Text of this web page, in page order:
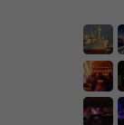
Marketing (1)
Marketing-Cookies
um personalisierte
Besucher über